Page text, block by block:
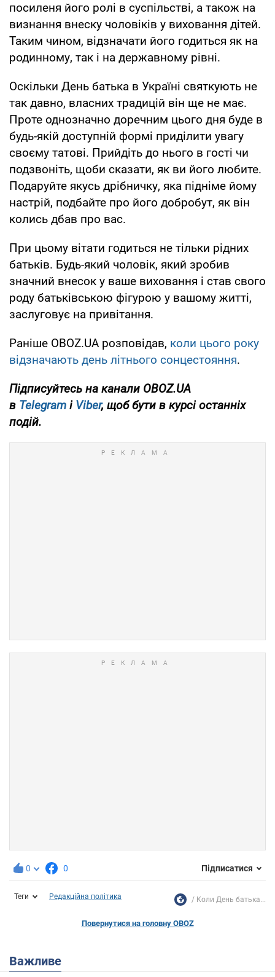
посиленя його ролі в суспільстві, а також на
визнання внеску чоловіків у виховання дітей.
Таким чином, відзначати його годиться як на
родинному, так і на державному рівні.
Оскільки День батька в Україні святкують не
так давно, власних традицій він ще не має.
Проте однозначно доречним цього дня буде в
будь-якій доступній формі приділити увагу
своєму татові. Прийдіть до нього в гості чи
подзвоніть, щоби сказати, як ви його любите.
Подаруйте якусь дрібничку, яка підніме йому
настрій, подбайте про його добробут, як він
колись дбав про вас.
При цьому вітати годиться не тільки рідних
батьків. Будь-який чоловік, який зробив
значний внесок у ваше виховання і став свого
роду батьківською фігурою у вашому житті,
заслуговує на привітання.
Раніше OBOZ.UA розповідав, коли цього року
відзначають день літнього сонцестояння.
Підписуйтесь на канали OBOZ.UA
в Telegram і Viber, щоб бути в курсі останніх
подій.
0 0 Підписатися
Теги Редакційна політика Коли День батька...
Повернутися на головну OBOZ
Важливе